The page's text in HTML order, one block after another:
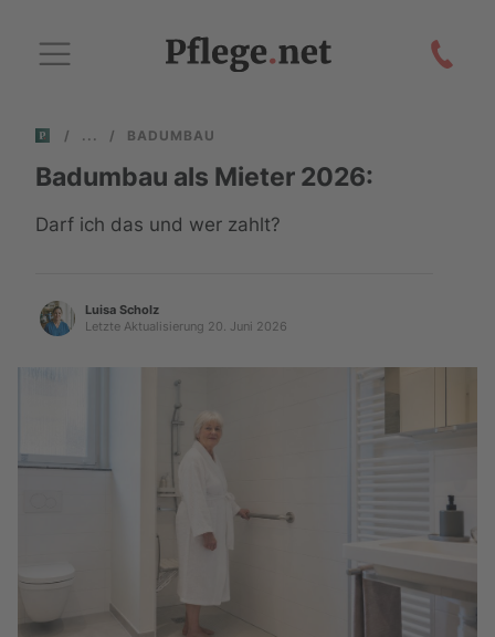
/ / BADUMBAU
Badumbau als Mieter 2026:
Darf ich das und wer zahlt?
Luisa Scholz
Letzte Aktualisierung 20. Juni 2026